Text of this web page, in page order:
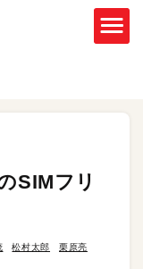
SIMフリ
松村太郎
栗原亮